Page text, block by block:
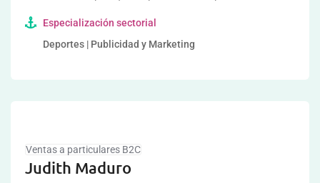
Especialización sectorial
Deportes | Publicidad y Marketing
Ventas a particulares B2C
Judith Maduro